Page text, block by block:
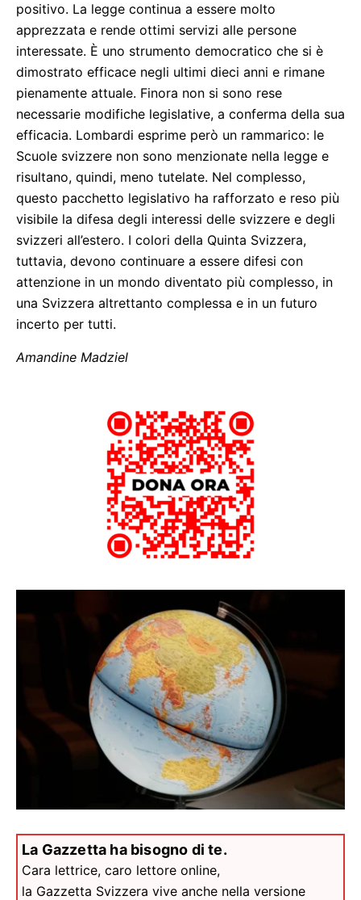
positivo. La legge continua a essere molto
apprezzata e rende ottimi servizi alle persone
interessate. È uno strumento democratico che si è
dimostrato efficace negli ultimi dieci anni e rimane
pienamente attuale. Finora non si sono rese
necessarie modifiche legislative, a conferma della sua
efficacia. Lombardi esprime però un rammarico: le
Scuole svizzere non sono menzionate nella legge e
risultano, quindi, meno tutelate. Nel complesso,
questo pacchetto legislativo ha rafforzato e reso più
visibile la difesa degli interessi delle svizzere e degli
svizzeri all’estero. I colori della Quinta Svizzera,
tuttavia, devono continuare a essere difesi con
attenzione in un mondo diventato più complesso, in
una Svizzera altrettanto complessa e in un futuro
incerto per tutti.
Amandine Madziel
La Gazzetta ha bisogno di te.
Cara lettrice, caro lettore online,
la Gazzetta Svizzera vive anche nella versione